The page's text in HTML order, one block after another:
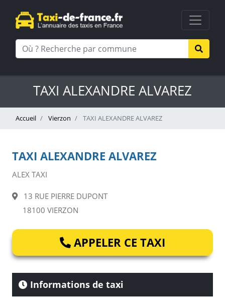
TAXI ALEXANDRE ALVAREZ
Accueil Vierzon TAXI ALEXANDRE ALVAREZ
TAXI ALEXANDRE ALVAREZ
ALEX TAXI
13 RUE PIERRE DUPONT
18100 VIERZON
APPELER CE TAXI
Informations de taxi